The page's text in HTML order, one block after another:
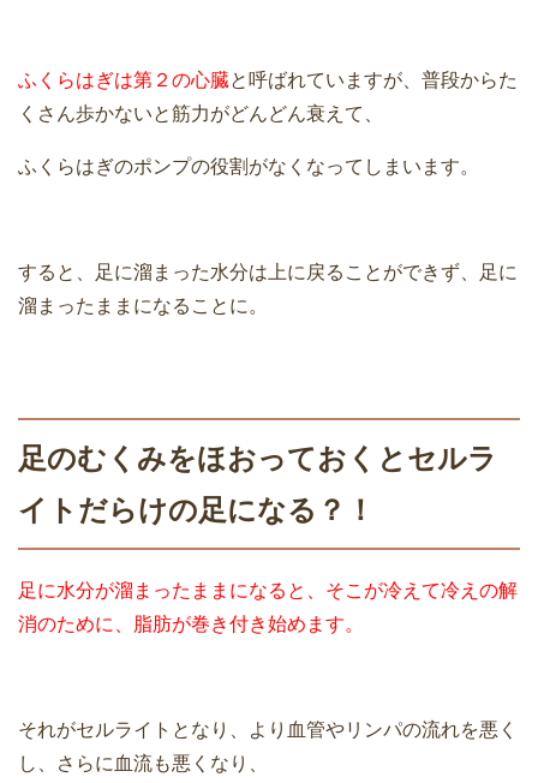
ふくらはぎは第２の心臓と呼ばれていますが、普段からた
くさん歩かないと筋力がどんどん衰えて、
ふくらはぎのポンプの役割がなくなってしまいます。
すると、足に溜まった水分は上に戻ることができず、足に
溜まったままになることに。
足のむくみをほおっておくとセルラ
イトだらけの足になる？！
足に水分が溜まったままになると、そこが冷えて冷えの解
消のために、脂肪が巻き付き始めます。
それがセルライトとなり、より血管やリンパの流れを悪く
し、さらに血流も悪くなり、